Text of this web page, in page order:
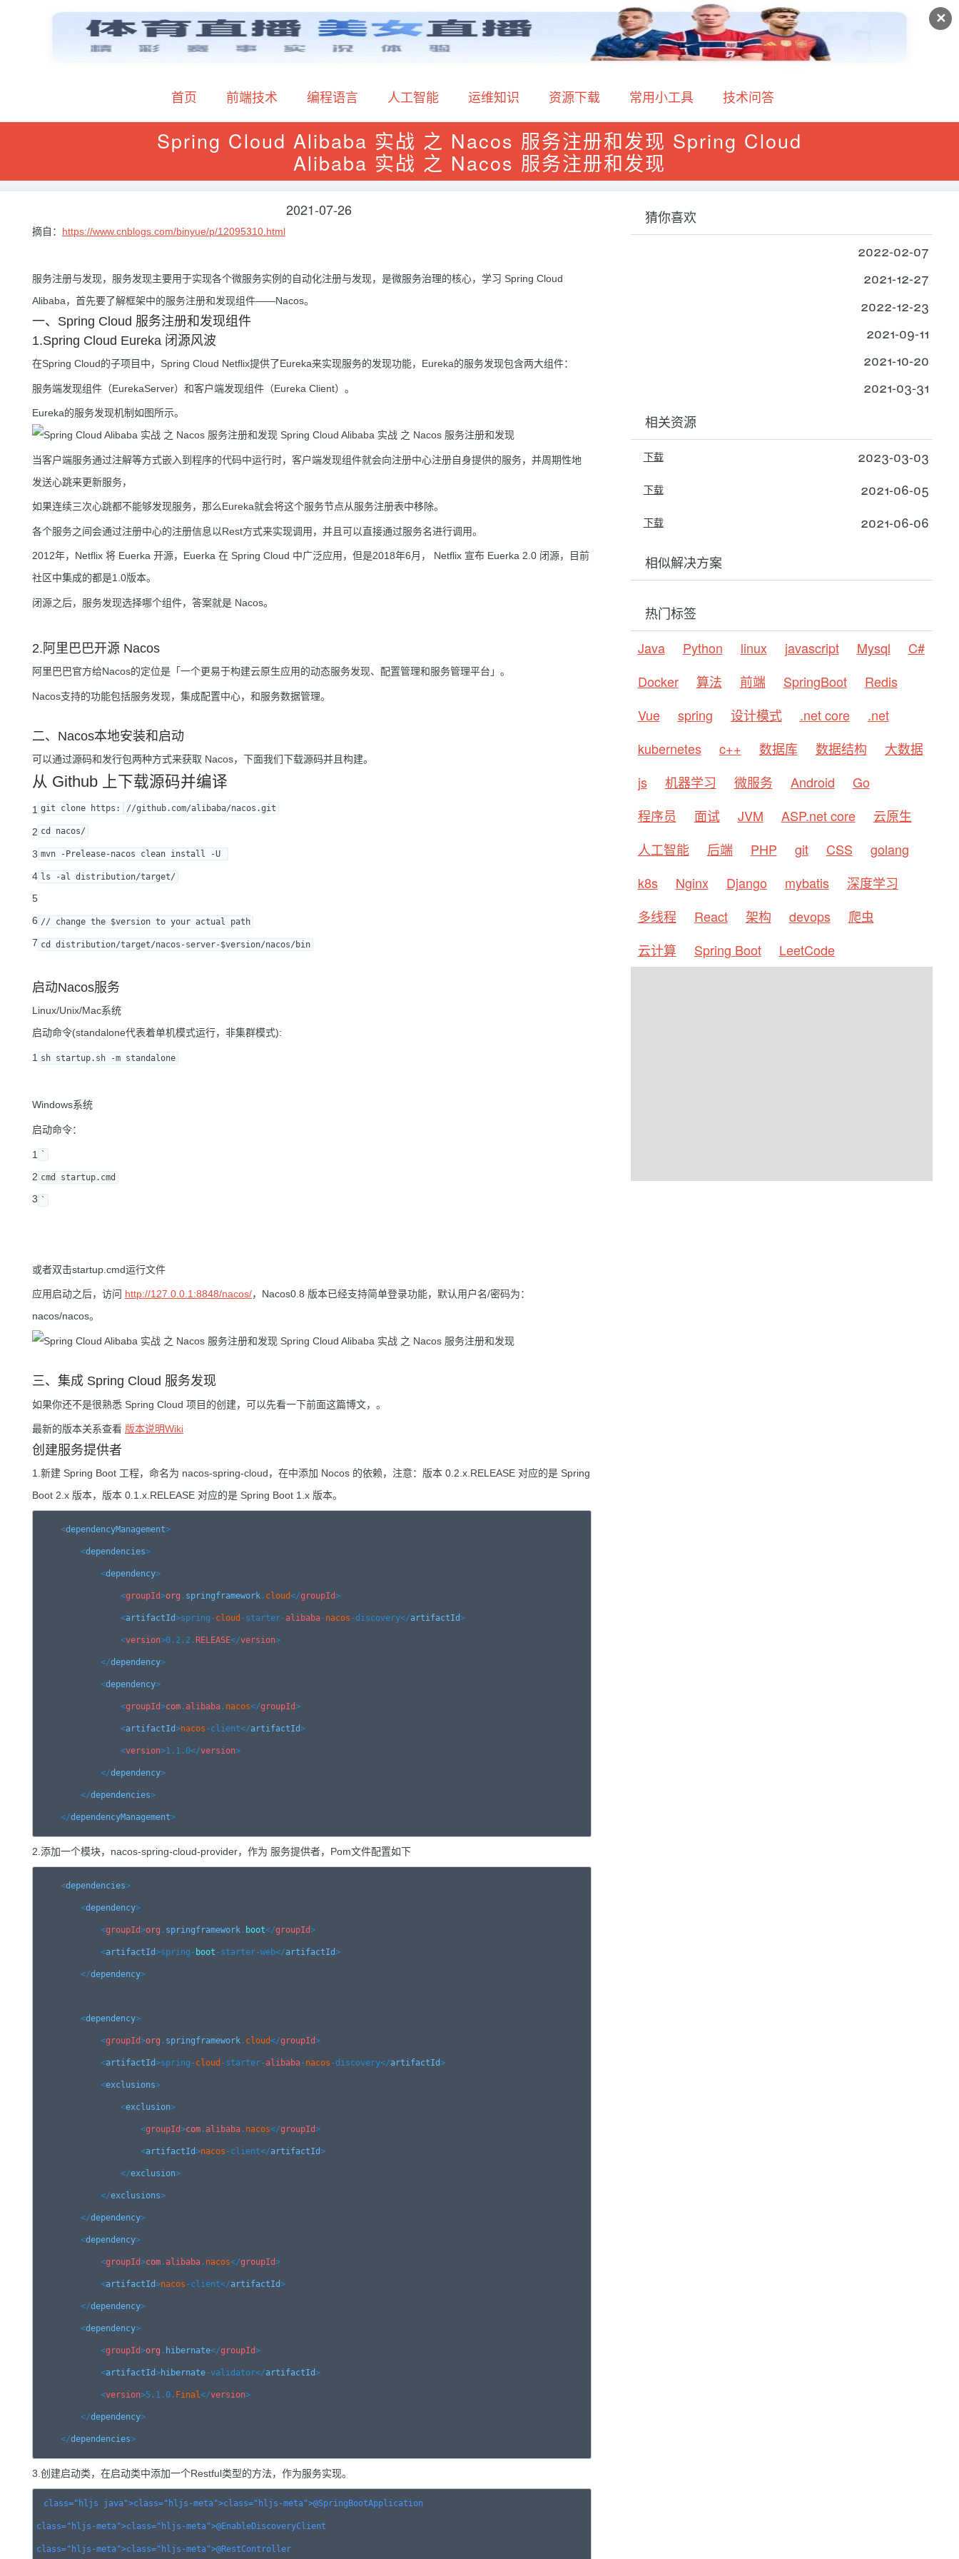
✕
首页 前端技术 编程语言 人工智能 运维知识 资源下载 常用小工具 技术问答
Spring Cloud Alibaba 实战 之 Nacos 服务注册和发现 Spring Cloud
Alibaba 实战 之 Nacos 服务注册和发现
2021-07-26
摘自： https://www.cnblogs.com/binyue/p/12095310.html
服务注册与发现，服务发现主要用于实现各个微服务实例的自动化注册与发现，是微服务治理的核心，学习 Spring Cloud
Alibaba，首先要了解框架中的服务注册和发现组件——Nacos。
一、Spring Cloud 服务注册和发现组件
1.Spring Cloud Eureka 闭源风波
在Spring Cloud的子项目中，Spring Cloud Netflix提供了Eureka来实现服务的发现功能，Eureka的服务发现包含两大组件：
服务端发现组件（EurekaServer）和客户端发现组件（Eureka Client）。
Eureka的服务发现机制如图所示。
当客户端服务通过注解等方式嵌入到程序的代码中运行时，客户端发现组件就会向注册中心注册自身提供的服务，并周期性地
发送心跳来更新服务，
如果连续三次心跳都不能够发现服务，那么Eureka就会将这个服务节点从服务注册表中移除。
各个服务之间会通过注册中心的注册信息以Rest方式来实现调用，并且可以直接通过服务名进行调用。
2012年，Netflix 将 Euerka 开源，Euerka 在 Spring Cloud 中广泛应用，但是2018年6月， Netflix 宣布 Euerka 2.0 闭源，目前
社区中集成的都是1.0版本。
闭源之后，服务发现选择哪个组件，答案就是 Nacos。
2.阿里巴巴开源 Nacos
阿里巴巴官方给Nacos的定位是「一个更易于构建云原生应用的动态服务发现、配置管理和服务管理平台」。
Nacos支持的功能包括服务发现，集成配置中心，和服务数据管理。
二、Nacos本地安装和启动
可以通过源码和发行包两种方式来获取 Nacos，下面我们下载源码并且构建。
从 Github 上下载源码并编译
1
2
3
4
5
6
7
git clone https: //github.com/alibaba/nacos.git
cd nacos/
mvn -Prelease-nacos clean install -U
ls -al distribution/target/
// change the $version to your actual path
cd distribution/target/nacos-server-$version/nacos/bin
启动Nacos服务
Linux/Unix/Mac系统
启动命令(standalone代表着单机模式运行，非集群模式):
1 sh startup.sh -m standalone
Windows系统
启动命令：
1
2
3
`
cmd startup.cmd
`
或者双击startup.cmd运行文件
应用启动之后，访问 http://127.0.0.1:8848/nacos/，Nacos0.8 版本已经支持简单登录功能，默认用户名/密码为：
nacos/nacos。
三、集成 Spring Cloud 服务发现
如果你还不是很熟悉 Spring Cloud 项目的创建，可以先看一下前面这篇博文，。
最新的版本关系查看 版本说明Wiki
创建服务提供者
1.新建 Spring Boot 工程，命名为 nacos-spring-cloud，在中添加 Nocos 的依赖，注意：版本 0.2.x.RELEASE 对应的是 Spring
Boot 2.x 版本，版本 0.1.x.RELEASE 对应的是 Spring Boot 1.x 版本。
<dependencyManagement>
<dependencies>
<dependency>
<groupId>org . springframework . cloud</groupId>
<artifactId>spring- cloud -starter-alibaba- nacos -discovery</artifactId>
<version>0.2.2.RELEASE</version>
</dependency>
<dependency>
<groupId>com .alibaba . nacos</groupId>
<artifactId>nacos -client</artifactId>
<version>1.1.0</version>
</dependency>
</dependencies>
</dependencyManagement>
2.添加一个模块，nacos-spring-cloud-provider，作为 服务提供者，Pom文件配置如下
<dependencies>
<dependency>
<groupId>org . springframework . boot</groupId>
<artifactId>spring- boot -starter-web</artifactId>
</dependency>
<dependency>
<groupId>org . springframework . cloud</groupId>
<artifactId>spring- cloud -starter-alibaba- nacos -discovery</artifactId>
<exclusions>
<exclusion>
<groupId>com .alibaba . nacos</groupId>
<artifactId>nacos -client</artifactId>
</exclusion>
</exclusions>
</dependency>
<dependency>
<groupId>com .alibaba . nacos</groupId>
<artifactId>nacos -client</artifactId>
</dependency>
<dependency>
<groupId>org . hibernate</groupId>
<artifactId>hibernate-validator</artifactId>
<version>5.1.0. Final</version>
</dependency>
</dependencies>
3.创建启动类，在启动类中添加一个Restful类型的方法，作为服务实现。
class="hljs java">class="hljs-meta">class
class="hljs-meta">class
class="hljs-meta">class
猜你喜欢
2022-02-07
2021-12-27
2022-12-23
2021-09-11
2021-10-20
2021-03-31
相关资源
下载 2023-03-03
下载 2021-06-05
下载 2021-06-06
相似解决方案
热门标签
Java
Python linux javascript Mysql
C#
Docker
算法 前端 SpringBoot
Redis
Vue
spring 设计模式 .net core
.net
kubernetes
c++ 数据库 数据结构
大数据
js
机器学习 微服务 Android
Go
程序员
面试 JVM ASP.net core
云原生
人工智能
后端 PHP git CSS
golang
k8s
Nginx Django mybatis
深度学习
多线程
React 架构 devops
爬虫
云计算
Spring Boot LeetCode